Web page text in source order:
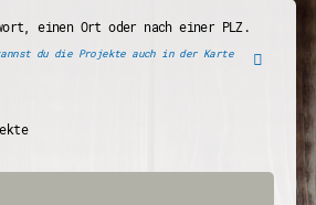
einen Ort oder nach einer PLZ.
du die Projekte auch in der Karte